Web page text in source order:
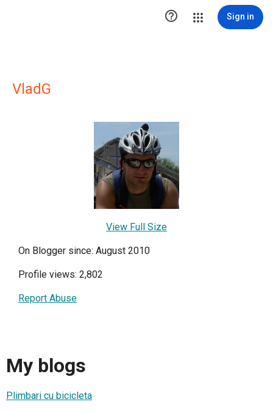
 Sign in
VladG
View Full Size
On Blogger since: August 2010
Profile views: 2,802
Report Abuse
My blogs
Plimbari cu bicicleta